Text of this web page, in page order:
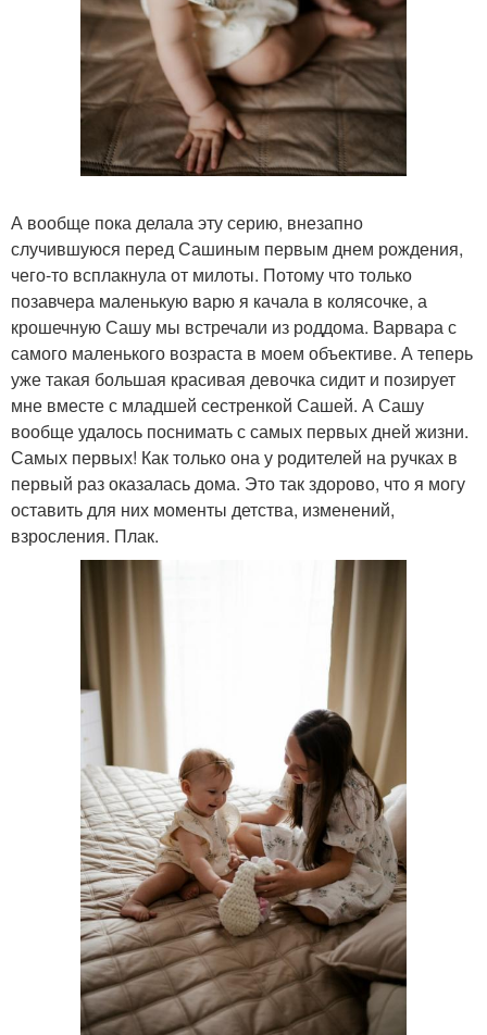
А вообще пока делала эту серию, внезапно
случившуюся перед Сашиным первым днем рождения,
чего-то всплакнула от милоты. Потому что только
позавчера маленькую варю я качала в колясочке, а
крошечную Сашу мы встречали из роддома. Варвара с
самого маленького возраста в моем объективе. А теперь
уже такая большая красивая девочка сидит и позирует
мне вместе с младшей сестренкой Сашей. А Сашу
вообще удалось поснимать с самых первых дней жизни.
Самых первых! Как только она у родителей на ручках в
первый раз оказалась дома. Это так здорово, что я могу
оставить для них моменты детства, изменений,
взросления. Плак.